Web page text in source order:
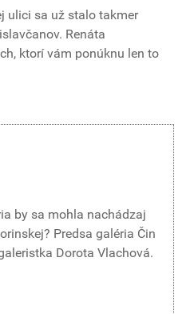
ulici sa už stalo takmer
Renáta
ktorí vám ponúknu len to
by sa mohla nachádzaj
Predsa galéria Čin
Dorota Vlachová.